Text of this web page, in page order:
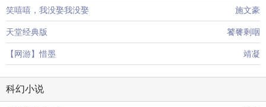
笑嘻嘻，我没娶我没娶 施文豪
天堂经典版 饕餮剩咽
【网游】惜墨 靖凝
科幻小说